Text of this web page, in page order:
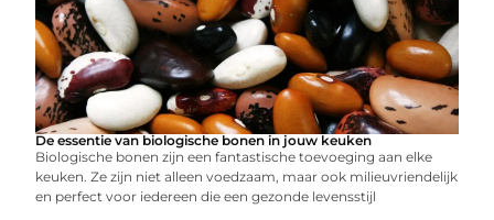
De essentie van biologische bonen in jouw keuken
Biologische bonen zijn een fantastische toevoeging aan elke
keuken. Ze zijn niet alleen voedzaam, maar ook milieuvriendelijk
en perfect voor iedereen die een gezonde levensstijl